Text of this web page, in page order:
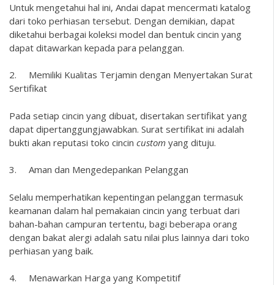
Untuk mengetahui hal ini, Andai dapat mencermati katalog
dari toko perhiasan tersebut. Dengan demikian, dapat
diketahui berbagai koleksi model dan bentuk cincin yang
dapat ditawarkan kepada para pelanggan.
2. Memiliki Kualitas Terjamin dengan Menyertakan Surat
Sertifikat
Pada setiap cincin yang dibuat, disertakan sertifikat yang
dapat dipertanggungjawabkan. Surat sertifikat ini adalah
bukti akan reputasi toko cincin custom yang dituju.
3. Aman dan Mengedepankan Pelanggan
Selalu memperhatikan kepentingan pelanggan termasuk
keamanan dalam hal pemakaian cincin yang terbuat dari
bahan-bahan campuran tertentu, bagi beberapa orang
dengan bakat alergi adalah satu nilai plus lainnya dari toko
perhiasan yang baik.
4. Menawarkan Harga yang Kompetitif